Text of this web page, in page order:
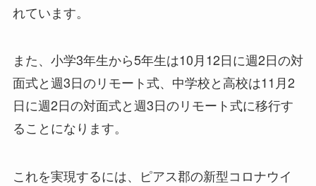
れています。
また、小学3年生から5年生は10月12日に週2日の対
面式と週3日のリモート式、中学校と高校は11月2
日に週2日の対面式と週3日のリモート式に移行す
ることになります。
これを実現するには、ピアス郡の新型コロナウイ